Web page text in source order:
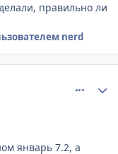
правильно ли
nerd
январь 7.2, а